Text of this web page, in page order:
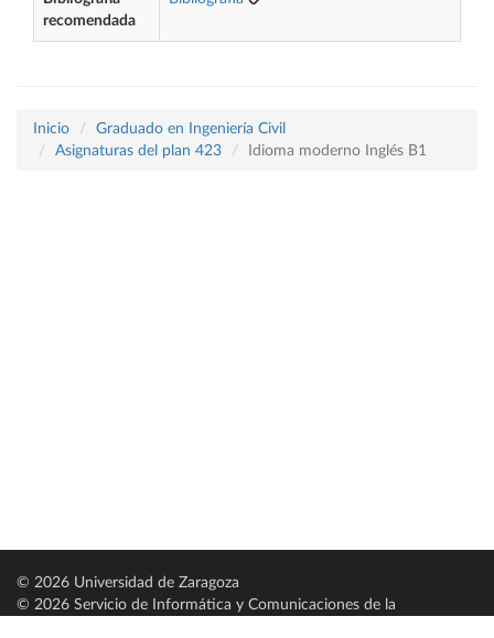
recomendada
Inicio
Graduado en Ingeniería Civil
Asignaturas del plan 423
Idioma moderno Inglés B1
© 2026 Universidad de Zaragoza
© 2026 Servicio de Informática y Comunicaciones de la